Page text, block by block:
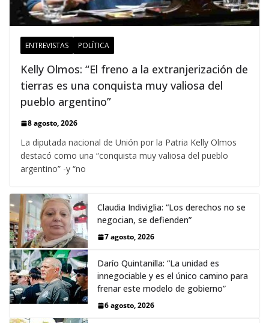
ENTREVISTAS POLÍTICA
Kelly Olmos: “El freno a la extranjerización de
tierras es una conquista muy valiosa del
pueblo argentino”
8 agosto, 2026
La diputada nacional de Unión por la Patria Kelly Olmos
destacó como una “conquista muy valiosa del pueblo
argentino” -y “no
Claudia Indiviglia: “Los derechos no se
negocian, se defienden”
7 agosto, 2026
Darío Quintanilla: “La unidad es
innegociable y es el único camino para
frenar este modelo de gobierno”
6 agosto, 2026